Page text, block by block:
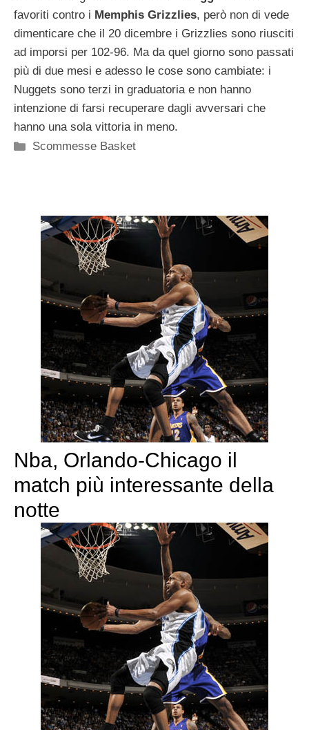
favoriti contro i Memphis Grizzlies, però non di vede
dimenticare che il 20 dicembre i Grizzlies sono riusciti
ad imporsi per 102-96. Ma da quel giorno sono passati
più di due mesi e adesso le cose sono cambiate: i
Nuggets sono terzi in graduatoria e non hanno
intenzione di farsi recuperare dagli avversari che
hanno una sola vittoria in meno.
Categorie
Scommesse Basket
Nba, Orlando-Chicago il
match più interessante della
notte